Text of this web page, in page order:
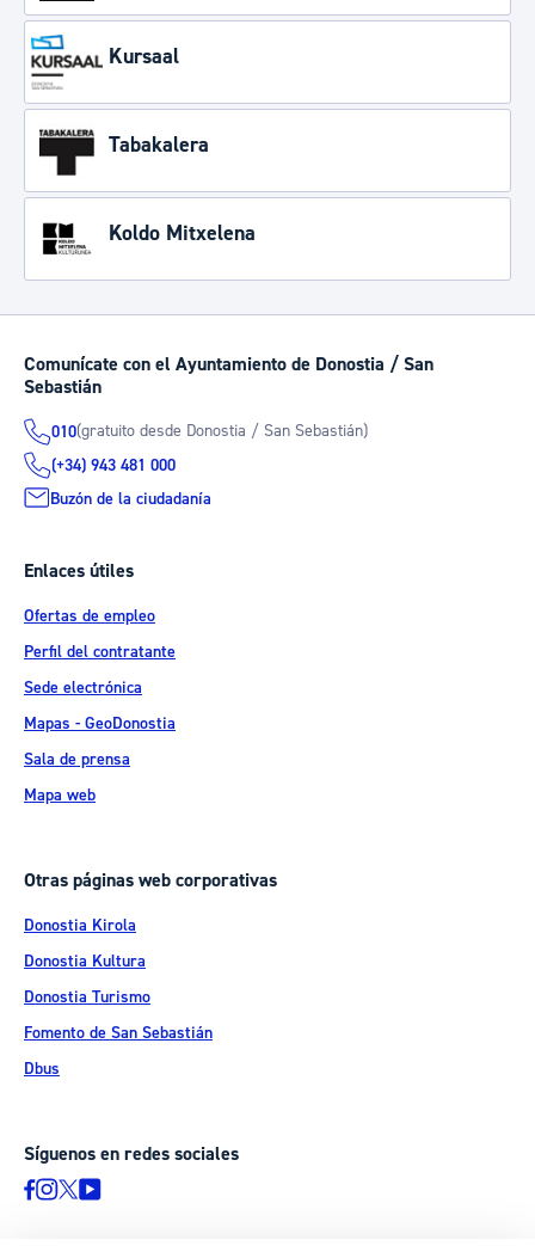
Kursaal
Tabakalera
Koldo Mitxelena
Comunícate con el Ayuntamiento de Donostia / San
Sebastián
010(gratuito desde Donostia / San Sebastián)
(+34) 943 481 000
Buzón de la ciudadanía
Enlaces útiles
Ofertas de empleo
Perfil del contratante
Sede electrónica
Mapas - GeoDonostia
Sala de prensa
Mapa web
Otras páginas web corporativas
Donostia Kirola
Donostia Kultura
Donostia Turismo
Fomento de San Sebastián
Dbus
Síguenos en redes sociales